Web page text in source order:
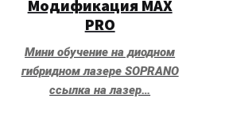
Модификация MAX
PRO
Мини обучение на диодном
гибридном лазере SOPRANO
ссылка на лазер…